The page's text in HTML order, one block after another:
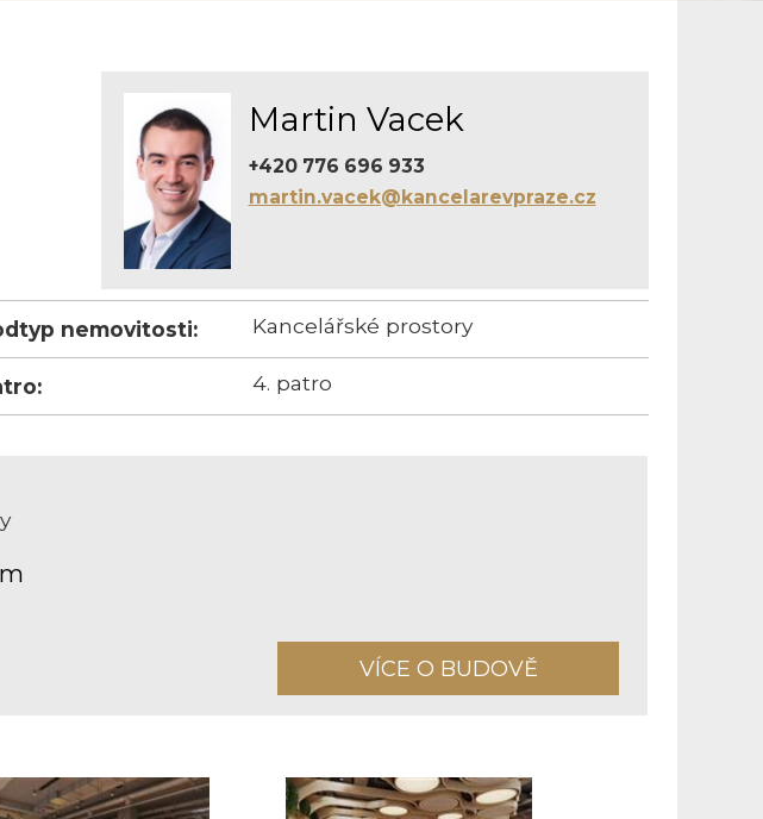
Martin Vacek
+420 776 696 933
martin.vacek@kancelarevpraze.cz
nemovitosti: Kancelářské prostory
4. patro
VÍCE O BUDOVĚ